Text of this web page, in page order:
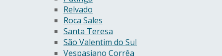
Relvado
Roca Sales
Santa Teresa
São Valentim do Sul
Vespasiano Corrêa